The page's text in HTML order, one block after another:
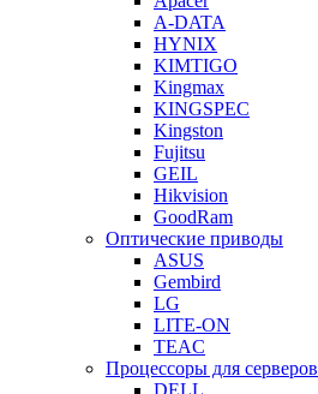
A-DATA
HYNIX
KIMTIGO
Kingmax
KINGSPEC
Kingston
Fujitsu
GEIL
Hikvision
GoodRam
Оптические приводы
ASUS
Gembird
LG
LITE-ON
TEAC
Процессоры для серверов